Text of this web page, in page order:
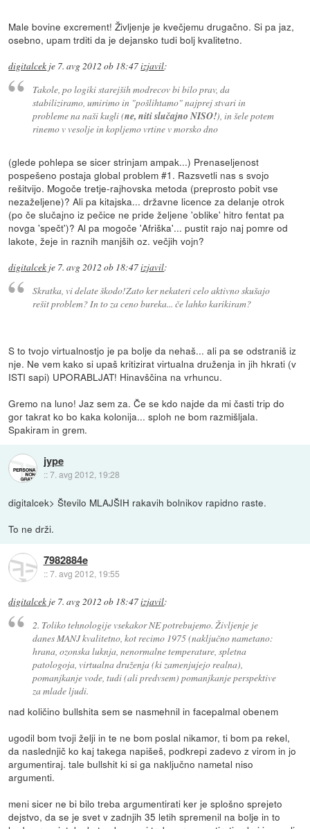
Male bovine excrement! Življenje je kvečjemu drugačno. Si pa jaz,
osebno, upam trditi da je dejansko tudi bolj kvalitetno.
digitalcek je 7. avg 2012 ob 18:47izjavil:
Takole, po logiki starejših modrecov bi bilo prav, da
stabiliziramo, umirimo in "pošlihtamo" najprej stvari in
probleme na naši kugli (ne, niti slučajno NISO!), in šele potem
rinemo v vesolje in kopljemo vrtine v morsko dno
(glede pohlepa se sicer strinjam ampak...) Prenaseljenost
pospešeno postaja global problem #1. Razsvetli nas s svojo
rešitvijo. Mogoče tretje-rajhovska metoda (preprosto pobit vse
nezaželjene)? Ali pa kitajska... državne licence za delanje otrok
(po če slučajno iz pečice ne pride željene 'oblike' hitro fentat pa
novga 'spečt')? Al pa mogoče 'Afriška'... pustit rajo naj pomre od
lakote, žeje in raznih manjših oz. večjih vojn?
digitalcek je 7. avg 2012 ob 18:47izjavil:
Skratka, vi delate škodo!Zato ker nekateri celo aktivno skušajo
rešit problem? In to za ceno bureka... če lahko karikiram?
S to tvojo virtualnostjo je pa bolje da nehaš... ali pa se odstraniš iz
nje. Ne vem kako si upaš kritizirat virtualna druženja in jih hkrati (v
ISTI sapi) UPORABLJAT! Hinavščina na vrhuncu.
Gremo na luno! Jaz sem za. Če se kdo najde da mi časti trip do
gor takrat ko bo kaka kolonija... sploh ne bom razmišljala.
Spakiram in grem.
jype
::7. avg 2012, 19:28
digitalcek> Število MLAJŠIH rakavih bolnikov rapidno raste.
To ne drži.
7982884e
::7. avg 2012, 19:55
digitalcek je 7. avg 2012 ob 18:47izjavil:
2. Toliko tehnologije vsekakor NE potrebujemo. Življenje je
danes MANJ kvalitetno, kot recimo 1975 (naključno nametano:
hrana, ozonska luknja, nenormalne temperature, spletna
patologoja, virtualna druženja (ki zamenjujejo realna),
pomanjkanje vode, tudi (ali predvsem) pomanjkanje perspektive
za mlade ljudi.
nad količino bullshita sem se nasmehnil in facepalmal obenem
ugodil bom tvoji želji in te ne bom poslal nikamor, ti bom pa rekel,
da naslednjič ko kaj takega napišeš, podkrepi zadevo z virom in jo
argumentiraj. tale bullshit ki si ga naključno nametal niso
argumenti.
meni sicer ne bi bilo treba argumentirati ker je splošno sprejeto
dejstvo, da se je svet v zadnjih 35 letih spremenil na bolje in to